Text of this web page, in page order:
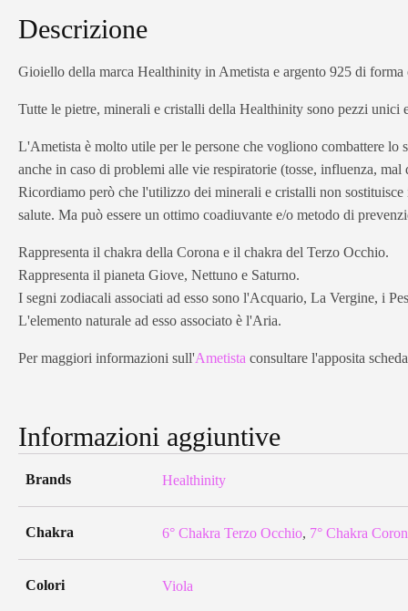
Descrizione
Gioiello della marca Healthinity in Ametista e argento 925 di
Tutte le pietre, minerali e cristalli della Healthinity sono pezzi unici
L'Ametista è molto utile per le persone che vogliono combattere lo
anche in caso di problemi alle vie respiratorie (tosse, influenza,
Ricordiamo però che l'utilizzo dei minerali e cristalli non
salute. Ma può essere un ottimo coadiuvante e/o metodo di
Rappresenta il chakra della Corona e il chakra del Terzo Occhio.
Rappresenta il pianeta Giove, Nettuno e Saturno.
I segni zodiacali associati ad esso sono l'Acquario, La Vergine, i
L'elemento naturale ad esso associato è l'Aria.
Per maggiori informazioni sull'Ametista consultare l'apposita
Informazioni aggiuntive
Brands Healthinity
Chakra 6° Chakra Terzo Occhio, 7° Chakra
Colori Viola